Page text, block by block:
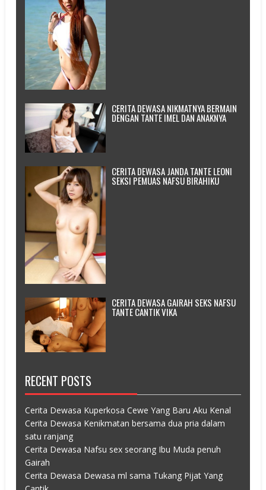
CERITA DEWASA NIKMATNYA BERMAIN
DENGAN TANTE IMEL DAN ANAKNYA
CERITA DEWASA JANDA TANTE LEONI
SEKSI PEMUAS NAFSU BIRAHIKU
CERITA DEWASA GAIRAH SEKS NAFSU
TANTE CANTIK VIKA
RECENT POSTS
Cerita Dewasa Kuperkosa Cewe Yang Baru Aku Kenal
Cerita Dewasa Kenikmatan bersama dua pria dalam
satu ranjang
Cerita Dewasa Nafsu sex seorang Ibu Muda penuh
Gairah
Cerita Dewasa Dewasa ml sama Tukang Pijat Yang